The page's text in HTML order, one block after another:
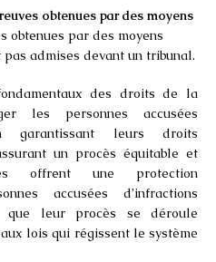
obtenues par des moyens
obtenues par des moyens
admises devant un tribunal.
des droits de la
les personnes accusées
garantissant leurs droits
un procès équitable et
offrent une protection
accusées d’infractions
leur procès se déroule
lois qui régissent le système